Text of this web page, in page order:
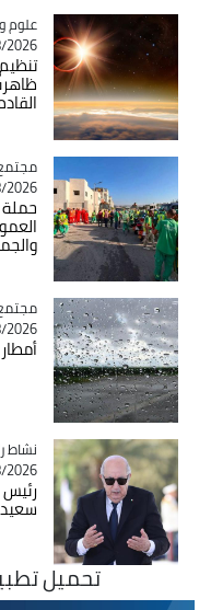
علوم
- 19:01
القادم
مجتمع
- 18:40
حملة
مجتمع
- 15:37
نشاط
- 15:34
رئيس
سعيد
تحميل تطبيق